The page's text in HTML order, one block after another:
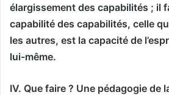
élargissement des capabilités ; il
capabilité des capabilités, celle
les autres, est la capacité de
lui-même.
IV. Que faire ? Une pédagogie de